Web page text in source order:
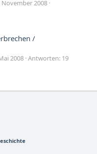
November 2008
/
2008 Antworten: 19
Mai 2007 Antworten: 15